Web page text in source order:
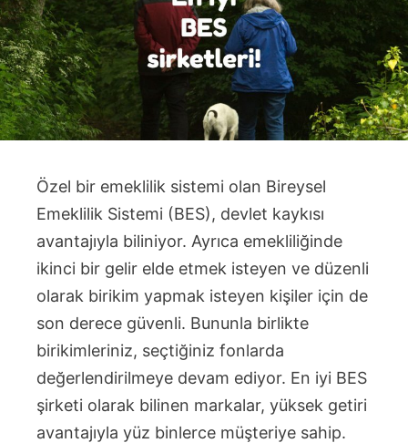
Özel bir emeklilik sistemi olan Bireysel
Emeklilik Sistemi (BES), devlet kaykısı
avantajıyla biliniyor. Ayrıca emekliliğinde
ikinci bir gelir elde etmek isteyen ve düzenli
olarak birikim yapmak isteyen kişiler için de
son derece güvenli. Bununla birlikte
birikimleriniz, seçtiğiniz fonlarda
değerlendirilmeye devam ediyor. En iyi BES
şirketi olarak bilinen markalar, yüksek getiri
avantajıyla yüz binlerce müşteriye sahip.